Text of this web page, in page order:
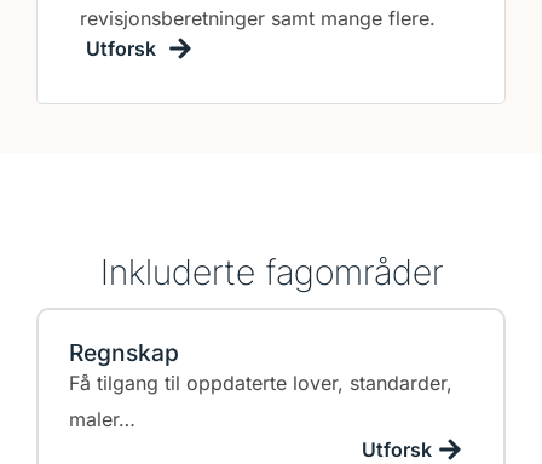
revisjonsberetninger samt mange flere.
Utforsk
Inkluderte fagområder
Regnskap
Få tilgang til oppdaterte lover, standarder,
maler…
Utforsk